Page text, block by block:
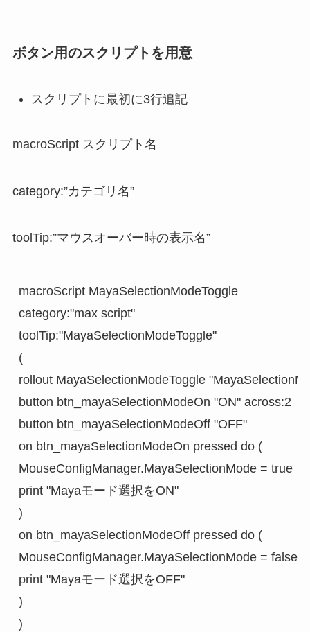
ボタン用のスクリプトを用意
スクリプトに最初に3行追記
macroScript スクリプト名
category:”カテゴリ名”
toolTip:”マウスオーバー時の表示名”
macroScript MayaSelectionModeToggle
category:"max script"
toolTip:"MayaSelectionModeToggle"
(
rollout MayaSelectionModeToggle
button btn_mayaSelectionModeOn "ON" across:2
button btn_mayaSelectionModeOff "OFF"
on btn_mayaSelectionModeOn pressed do (
MouseConfigManager.MayaSelectionMode = true
print "Mayaモード選択をON"
)
on btn_mayaSelectionModeOff pressed do (
MouseConfigManager.MayaSelectionMode = false
print "Mayaモード選択をOFF"
)
)